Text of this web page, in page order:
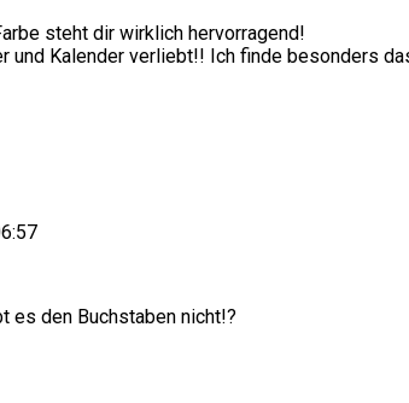
steht dir wirklich hervorragend!
und Kalender verliebt!! Ich finde besonders
es den Buchstaben nicht!?